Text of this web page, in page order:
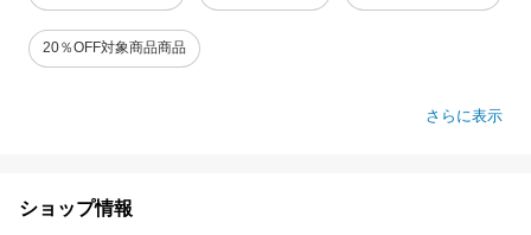
20％OFF対象商品商品
さらに表示
ショップ情報